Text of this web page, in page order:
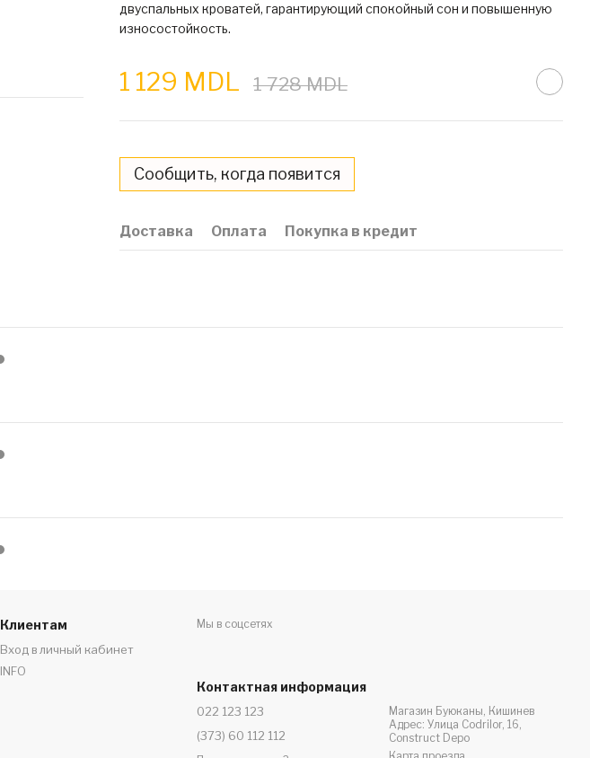
двуспальных кроватей, гарантирующий спокойный сон и повышенную
износостойкость.
1 129 MDL 1 728 MDL
Сообщить, когда появится
Доставка Оплата Покупка в кредит
Клиентам
Вход в личный кабинет
INFO
Мы в соцсетях
Контактная информация
022 123 123
(373) 60 112 112
Магазин Буюканы, Кишинев
Адрес: Улица Codrilor, 16,
Construct Depo